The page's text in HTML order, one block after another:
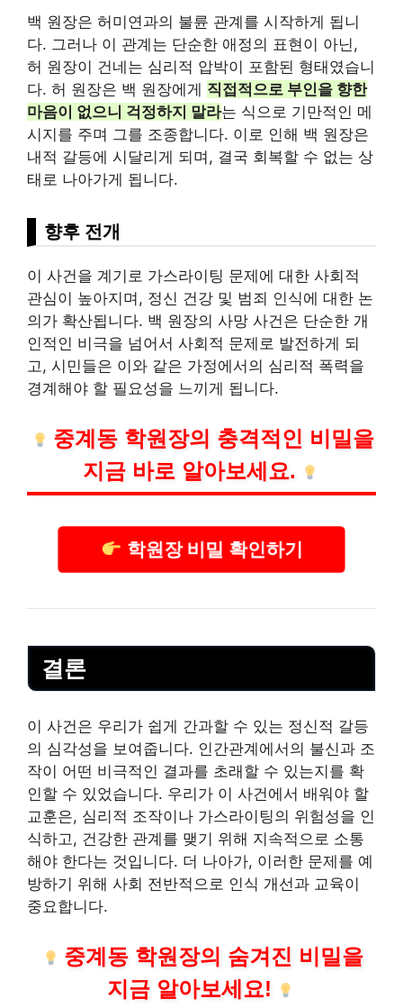
백 원장은 허미연과의 불륜 관계를 시작하게 됩니
다. 그러나 이 관계는 단순한 애정의 표현이 아닌,
허 원장이 건네는 심리적 압박이 포함된 형태였습니
다. 허 원장은 백 원장에게 직접적으로 부인을 향한
마음이 없으니 걱정하지 말라는 식으로 기만적인 메
시지를 주며 그를 조종합니다. 이로 인해 백 원장은
내적 갈등에 시달리게 되며, 결국 회복할 수 없는 상
태로 나아가게 됩니다.
향후 전개
이 사건을 계기로 가스라이팅 문제에 대한 사회적
관심이 높아지며, 정신 건강 및 범죄 인식에 대한 논
의가 확산됩니다. 백 원장의 사망 사건은 단순한 개
인적인 비극을 넘어서 사회적 문제로 발전하게 되
고, 시민들은 이와 같은 가정에서의 심리적 폭력을
경계해야 할 필요성을 느끼게 됩니다.
중계동 학원장의 충격적인 비밀을
지금 바로 알아보세요.
학원장 비밀 확인하기
결론
이 사건은 우리가 쉽게 간과할 수 있는 정신적 갈등
의 심각성을 보여줍니다. 인간관계에서의 불신과 조
작이 어떤 비극적인 결과를 초래할 수 있는지를 확
인할 수 있었습니다. 우리가 이 사건에서 배워야 할
교훈은, 심리적 조작이나 가스라이팅의 위험성을 인
식하고, 건강한 관계를 맺기 위해 지속적으로 소통
해야 한다는 것입니다. 더 나아가, 이러한 문제를 예
방하기 위해 사회 전반적으로 인식 개선과 교육이
중요합니다.
중계동 학원장의 숨겨진 비밀을
지금 알아보세요!